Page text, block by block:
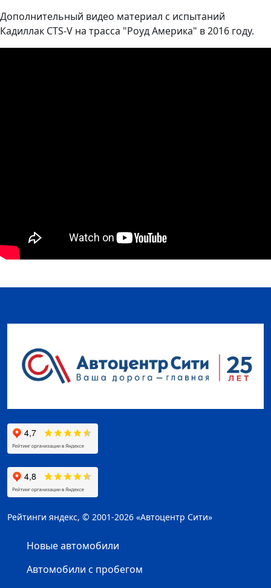
Дополнительный видео материал с испытаний
Кадиллак CTS-V на трасса "Роуд Америка" в 2016 году.
Рейтинги яндекс, © 2001-2026 «Автоцентр Сити»
Новые автомобили
Автомобили с пробегом